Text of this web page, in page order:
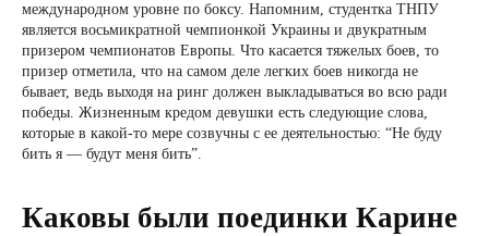
международном уровне по боксу. Напомним, студентка ТНПУ
является восьмикратной чемпионкой Украины и двукратным
призером чемпионатов Европы. Что касается тяжелых боев, то
призер отметила, что на самом деле легких боев никогда не
бывает, ведь выходя на ринг должен выкладываться во всю ради
победы. Жизненным кредом девушки есть следующие слова,
которые в какой-то мере созвучны с ее деятельностью: “Не буду
бить я — будут меня бить”.
Каковы были поединки Карине